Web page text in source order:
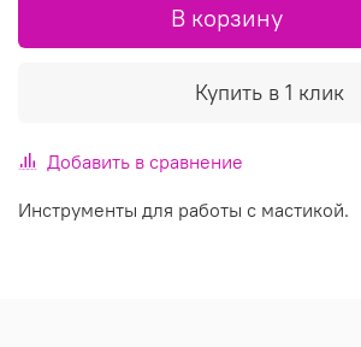
В корзину
Купить в 1 клик
Добавить в сравнение
Инструменты для работы с мастикой.